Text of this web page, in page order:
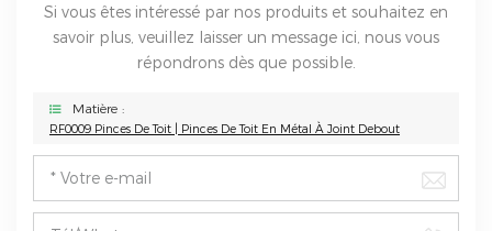
Si vous êtes intéressé par nos produits et souhaitez en
savoir plus, veuillez laisser un message ici, nous vous
répondrons dès que possible.
Matière :
RF0009 Pinces De Toit | Pinces De Toit En Métal À Joint Debout